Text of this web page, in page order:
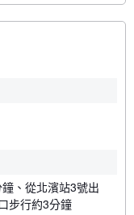
、從北濱站3號出
步行約3分鐘